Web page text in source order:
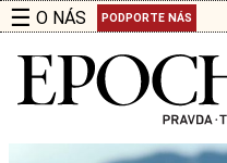
☰ O NÁS PODPORTE NÁS